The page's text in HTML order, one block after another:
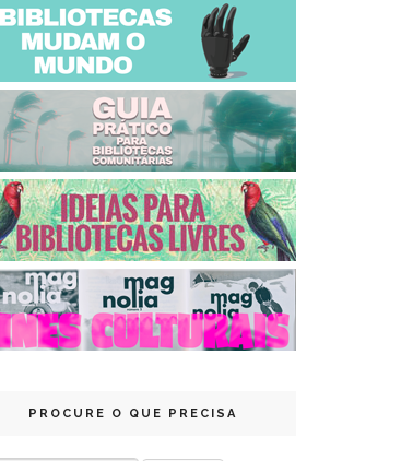
PROCURE O QUE PRECISA